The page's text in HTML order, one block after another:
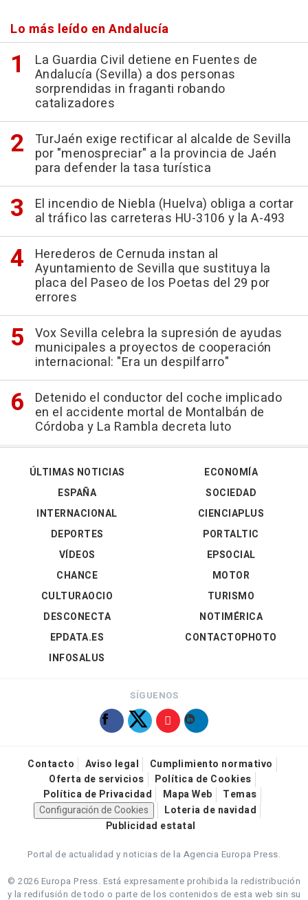
Lo más leído en Andalucía
La Guardia Civil detiene en Fuentes de
Andalucía (Sevilla) a dos personas
sorprendidas in fraganti robando
catalizadores
TurJaén exige rectificar al alcalde de Sevilla
por "menospreciar" a la provincia de Jaén
para defender la tasa turística
El incendio de Niebla (Huelva) obliga a cortar
al tráfico las carreteras HU-3106 y la A-493
Herederos de Cernuda instan al
Ayuntamiento de Sevilla que sustituya la
placa del Paseo de los Poetas del 29 por
errores
Vox Sevilla celebra la supresión de ayudas
municipales a proyectos de cooperación
internacional: "Era un despilfarro"
Detenido el conductor del coche implicado
en el accidente mortal de Montalbán de
Córdoba y La Rambla decreta luto
ÚLTIMAS NOTICIAS
ESPAÑA
INTERNACIONAL
DEPORTES
VÍDEOS
ECONOMÍA
SOCIEDAD
CIENCIAPLUS
PORTALTIC
EPSOCIAL
CHANCE
CULTURAOCIO
DESCONECTA
EPDATA.ES
INFOSALUS
MOTOR
TURISMO
NOTIMÉRICA
CONTACTOPHOTO
SÍGUENOS
Contacto Aviso legal
Cumplimiento normativo
Oferta de servicios
Política de Cookies
Política de Privacidad
Mapa Web
Temas
Configuración de Cookies
Loteria de navidad
Publicidad estatal
Portal de actualidad y noticias de la Agencia Europa Press.
© 2026 Europa Press. Está expresamente prohibida la redistribución
y la redifusión de todo o parte de los contenidos de esta web sin su